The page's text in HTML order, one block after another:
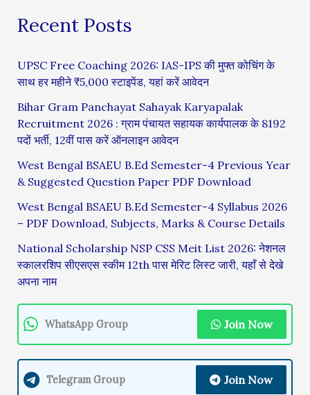
Recent Posts
UPSC Free Coaching 2026: IAS-IPS की मुफ्त कोचिंग के
साथ हर महीने ₹5,000 स्टाइपेंड, यहां करें आवेदन
Bihar Gram Panchayat Sahayak Karyapalak
Recruitment 2026 : ग्राम पंचायत सहायक कार्यपालक के 8192
पदों भर्ती, 12वीं पास करें ऑनलाइन आवेदन
West Bengal BSAEU B.Ed Semester-4 Previous Year
& Suggested Question Paper PDF Download
West Bengal BSAEU B.Ed Semester-4 Syllabus 2026
– PDF Download, Subjects, Marks & Course Details
National Scholarship NSP CSS Meit List 2026: नेशनल
स्कालरशिप सीएसएस स्कीम 12th पास मेरिट लिस्ट जारी, यहाँ से देखे
अपना नाम
WhatsApp Group Join Now
Telegram Group Join Now